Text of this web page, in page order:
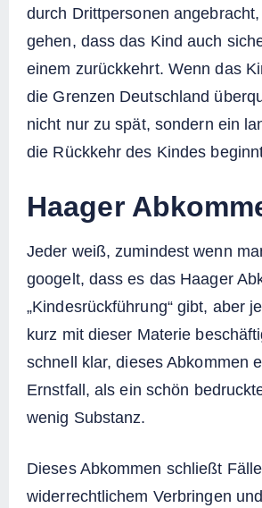
durch Drittpersonen
gehen, dass das Kind auch
einem zurückkehrt. Wenn das
die Grenzen Deutschland
nicht nur zu spät, sondern ein
die Rückkehr des Kindes
Haager
Jeder weiß, zumindest wenn
googelt, dass es das Haager
„Kindesrückführung“ gibt, aber
kurz mit dieser Materie
schnell klar, dieses Abkommen
Ernstfall, als ein schön
wenig Substanz.
Dieses Abkommen schließt
widerrechtlichem Verbringen